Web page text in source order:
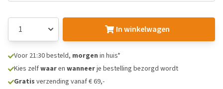
In winkelwagen
Voor 21:30 besteld, morgen in huis*
Kies zelfwaaren wanneerje bestelling bezorgd wordt
Gratis verzending vanaf € 69,-